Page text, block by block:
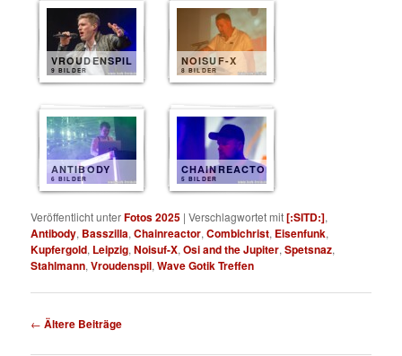
VROUDENSPIL
9 BILDER
NOISUF-X
8 BILDER
ANTIBODY
6 BILDER
CHAINREACTOR
5 BILDER
Veröffentlicht unterFotos 2025 |Verschlagwortet mit[:SITD:],
Antibody, Basszilla,Chainreactor,Combichrist, Eisenfunk,
Kupfergold, Leipzig,Noisuf-X,Osi and the Jupiter,Spetsnaz,
Stahlmann,Vroudenspil,Wave Gotik Treffen
Beitragsnavigation
← Ältere Beiträge